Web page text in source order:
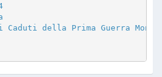
Caduti della Prima Guerra